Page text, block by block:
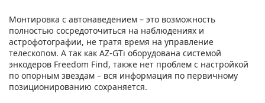
Монтировка с автонаведением – это возможность
полностью сосредоточиться на наблюдениях и
астрофотографии, не тратя время на управление
телескопом. А так как AZ-GTi оборудована системой
энкодеров Freedom Find, также нет проблем с настройкой
по опорным звездам – вся информация по первичному
позиционированию сохраняется.